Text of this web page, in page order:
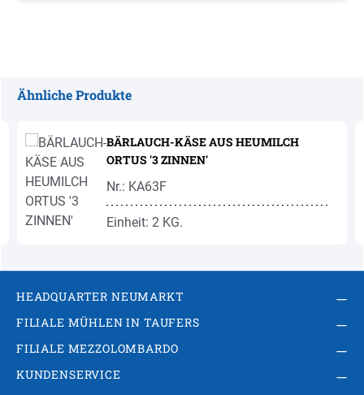
Ähnliche Produkte
BÄRLAUCH-KÄSE AUS HEUMILCH
ORTUS '3 ZINNEN'
Nr.: KA63F
Einheit: 2 KG.
HEADQUARTER NEUMARKT
FILIALE MÜHLEN IN TAUFERS
FILIALE MEZZOLOMBARDO
KUNDENSERVICE